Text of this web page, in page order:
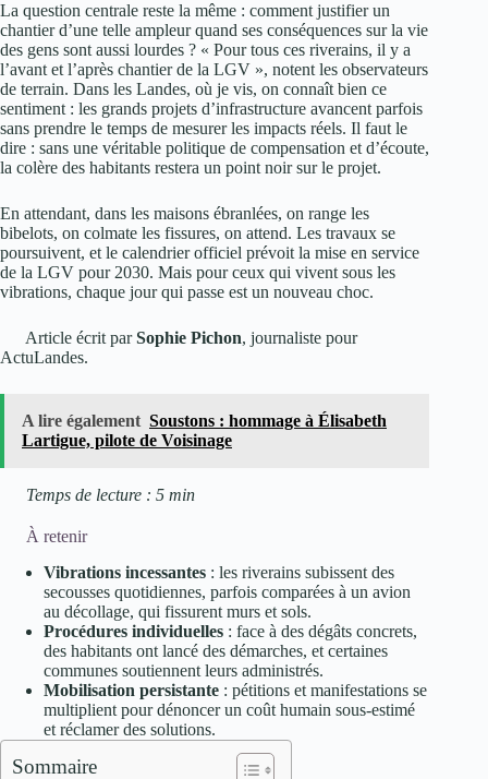
La question centrale reste la même : comment justifier un
chantier d’une telle ampleur quand ses conséquences sur la vie
des gens sont aussi lourdes ? « Pour tous ces riverains, il y a
l’avant et l’après chantier de la LGV », notent les observateurs
de terrain. Dans les Landes, où je vis, on connaît bien ce
sentiment : les grands projets d’infrastructure avancent parfois
sans prendre le temps de mesurer les impacts réels. Il faut le
dire : sans une véritable politique de compensation et d’écoute,
la colère des habitants restera un point noir sur le projet.
En attendant, dans les maisons ébranlées, on range les
bibelots, on colmate les fissures, on attend. Les travaux se
poursuivent, et le calendrier officiel prévoit la mise en service
de la LGV pour 2030. Mais pour ceux qui vivent sous les
vibrations, chaque jour qui passe est un nouveau choc.
Article écrit parSophie Pichon, journaliste pour
ActuLandes.
A lire également Soustons : hommage à Élisabeth
Lartigue, pilote de Voisinage
Temps de lecture : 5 min
À retenir
Vibrations incessantes : les riverains subissent des
secousses quotidiennes, parfois comparées à un avion
au décollage, qui fissurent murs et sols.
Procédures individuelles : face à des dégâts concrets,
des habitants ont lancé des démarches, et certaines
communes soutiennent leurs administrés.
Mobilisation persistante : pétitions et manifestations se
multiplient pour dénoncer un coût humain sous-estimé
et réclamer des solutions.
Sommaire